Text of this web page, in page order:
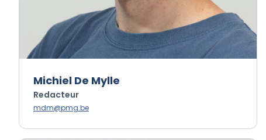
Michiel De Mylle
Redacteur
mdm@pmg.be